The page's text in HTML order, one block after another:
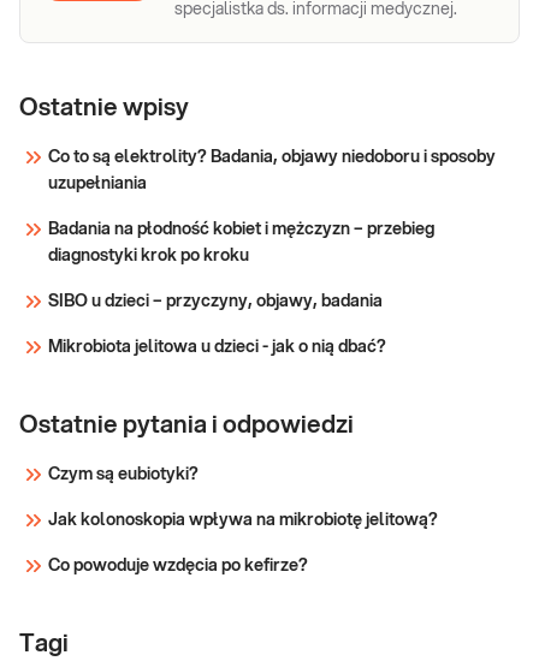
specjalistka ds. informacji medycznej.
Ostatnie wpisy
Co to są elektrolity? Badania, objawy niedoboru i sposoby
uzupełniania
Badania na płodność kobiet i mężczyzn – przebieg
diagnostyki krok po kroku
SIBO u dzieci – przyczyny, objawy, badania
Mikrobiota jelitowa u dzieci - jak o nią dbać?
Ostatnie pytania i odpowiedzi
Czym są eubiotyki?
Jak kolonoskopia wpływa na mikrobiotę jelitową?
Co powoduje wzdęcia po kefirze?
Tagi